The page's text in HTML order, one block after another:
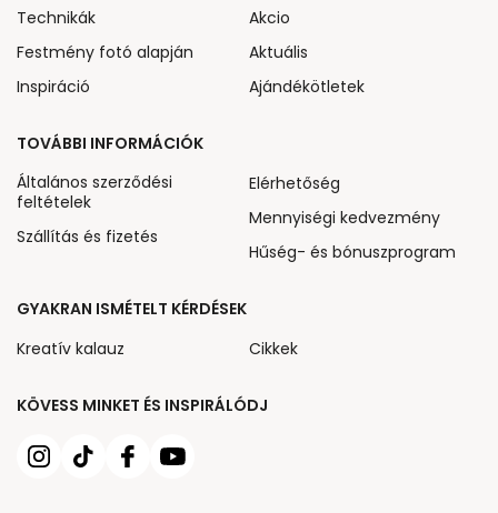
KÖVESS MINKET ÉS INSPIRÁLÓDJ
Technikák
Festmény fotó alapján
Inspiráció
Akcio
Aktuális
Ajándékötletek
TOVÁBBI INFORMÁCIÓK
Általános szerződési
feltételek
Szállítás és fizetés
Elérhetőség
Mennyiségi kedvezmény
Hűség- és bónuszprogram
GYAKRAN ISMÉTELT KÉRDÉSEK
Kreatív kalauz
Cikkek